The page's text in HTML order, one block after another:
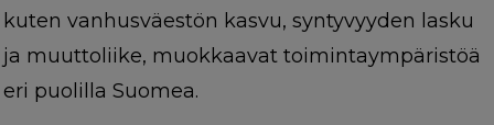
kuten vanhusväestön kasvu, syntyvyyden lasku
ja muuttoliike, muokkaavat toimintaympäristöä
eri puolilla Suomea.